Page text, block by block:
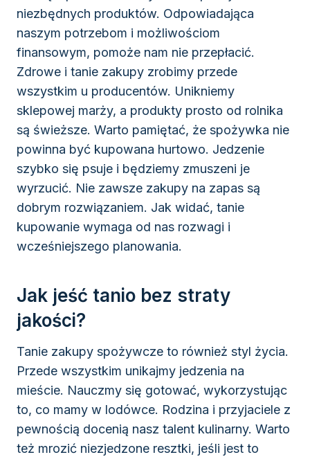
niezbędnych produktów. Odpowiadająca
naszym potrzebom i możliwościom
finansowym, pomoże nam nie przepłacić.
Zdrowe i tanie zakupy zrobimy przede
wszystkim u producentów. Unikniemy
sklepowej marży, a produkty prosto od rolnika
są świeższe. Warto pamiętać, że spożywka nie
powinna być kupowana hurtowo. Jedzenie
szybko się psuje i będziemy zmuszeni je
wyrzucić. Nie zawsze zakupy na zapas są
dobrym rozwiązaniem. Jak widać, tanie
kupowanie wymaga od nas rozwagi i
wcześniejszego planowania.
Jak jeść tanio bez straty
jakości?
Tanie zakupy spożywcze to również styl życia.
Przede wszystkim unikajmy jedzenia na
mieście. Nauczmy się gotować, wykorzystując
to, co mamy w lodówce. Rodzina i przyjaciele z
pewnością docenią nasz talent kulinarny. Warto
też mrozić niezjedzone resztki, jeśli jest to